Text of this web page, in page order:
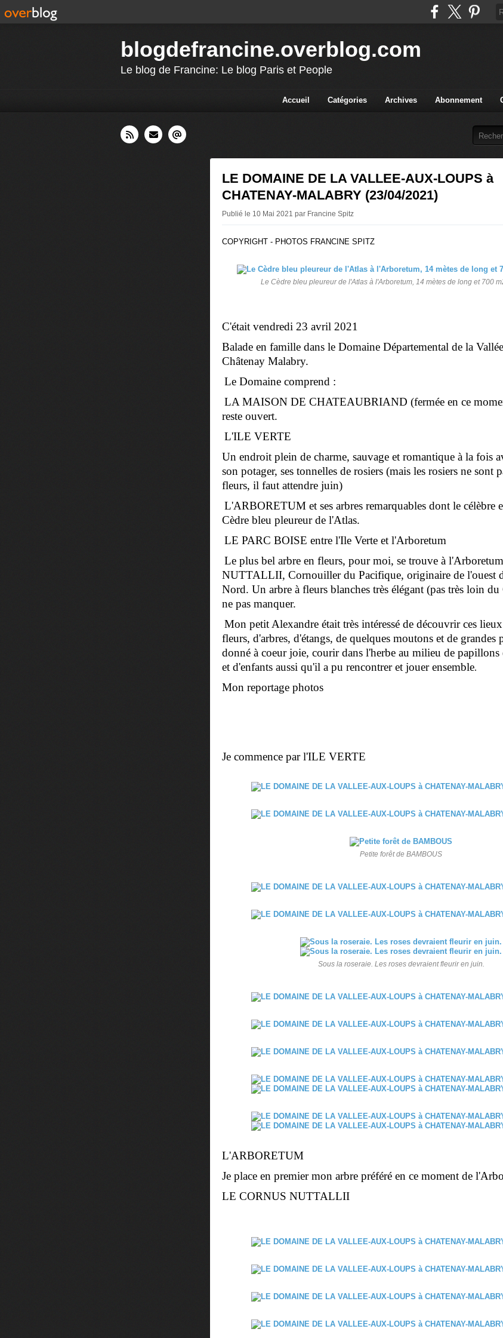
blogdefrancine.overblog.com
Le blog de Francine: Le blog Paris et People
Accueil Catégories Archives Abonnement
LE DOMAINE DE LA VALLEE-AUX-LOUPS à
CHATENAY-MALABRY (23/04/2021)
Publié le 10 Mai 2021 par Francine Spitz
COPYRIGHT - PHOTOS FRANCINE SPITZ
Le Cèdre bleu pleureur de l'Atlas à l'Arboretum, 14 mètes de long et 700
C'était vendredi 23 avril 2021
Balade en famille dans le Domaine Départemental de la
Châtenay Malabry.
Le Domaine comprend :
LA MAISON DE CHATEAUBRIAND (fermée en ce
reste ouvert.
L'ILE VERTE
Un endroit plein de charme, sauvage et romantique à la fois
son potager, ses tonnelles de rosiers (mais les rosiers ne sont
fleurs, il faut attendre juin)
L'ARBORETUM et ses arbres remarquables dont le célèbre
Cèdre bleu pleureur de l'Atlas.
LE PARC BOISE entre l'Ile Verte et l'Arboretum
Le plus bel arbre en fleurs, pour moi, se trouve à
NUTTALLII, Cornouiller du Pacifique, originaire de l'ouest
Nord. Un arbre à fleurs blanches très élégant (pas très loin
ne pas manquer.
Mon petit Alexandre était très intéressé de découvrir ces
fleurs, d'arbres, d'étangs, de quelques moutons et de grandes
donné à coeur joie, courir dans l'herbe au milieu de papillons
et d'enfants aussi qu'il a pu rencontrer et jouer ensemble.
Mon reportage photos
Je commence par l'ILE VERTE
Petite forêt de BAMBOUS
Sous la roseraie. Les roses devraient fleurir en juin.
L'ARBORETUM
Je place en premier mon arbre préféré en ce moment de
LE CORNUS NUTTALLII